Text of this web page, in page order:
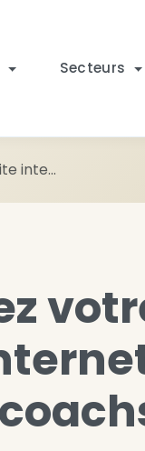
Secteurs
inte...